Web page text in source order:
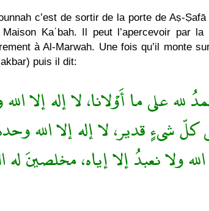
c’est de sortir de la porte de Aṣ-
Kaʿbah. Il peut l’apercevoir par
à Al-Marwah. Une fois qu’il monte
puis il dit:
لله على ما أَوْلانا، لا إله إلا
شىءٍ قدير، لا إله إلا الله
نعبدُ إلا إياه، مخلصينَ له